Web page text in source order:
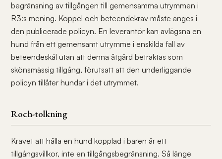
begränsning av tillgången till gemensamma utrymmen i
R3:s mening. Koppel och beteendekrav måste anges i
den publicerade policyn. En leverantör kan avlägsna en
hund från ett gemensamt utrymme i enskilda fall av
beteendeskäl utan att denna åtgärd betraktas som
skönsmässig tillgång, förutsatt att den underliggande
policyn tillåter hundar i det utrymmet.
Roch-tolkning
Kravet att hålla en hund kopplad i baren är ett
tillgångsvillkor, inte en tillgångsbegränsning. Så länge